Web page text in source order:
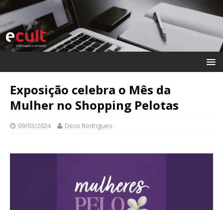
Exposição celebra o Mês da
Mulher no Shopping Pelotas
09/03/2024 Deco Rodrigues